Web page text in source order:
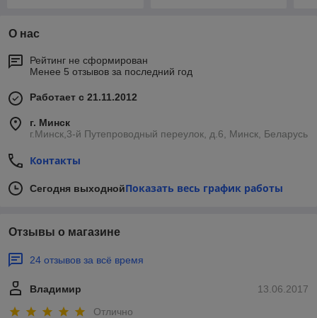
О нас
Рейтинг не сформирован
Менее 5 отзывов за последний год
Работает с 21.11.2012
г. Минск
г.Минск,3-й Путепроводный переулок, д.6, Минск, Беларусь
Контакты
Сегодня выходнойПоказать весь график работы
Отзывы о магазине
24 отзывов за всё время
13.06.2017
Владимир
Отлично